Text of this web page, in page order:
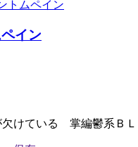
イン
欠けている 掌編鬱系Ｂ